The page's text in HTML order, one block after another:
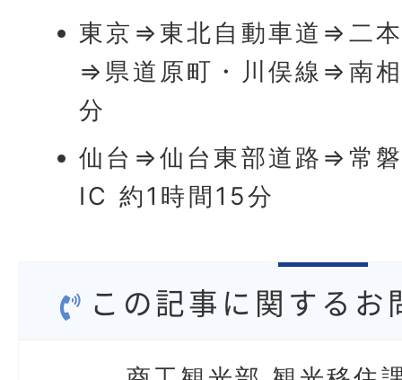
東京⇒東北自動車道⇒二
⇒県道原町・川俣線⇒南
分
仙台⇒仙台東部道路⇒常
IC 約1時間15分
この記事に関するお